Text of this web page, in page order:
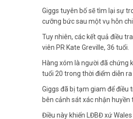
Giggs tuyên bố sẽ tìm lại sự
cưỡng bức sau một vụ hỗn
Tuy nhiên, các kết quả điều
viên PR Kate Greville, 36 tuổi.
Hàng xóm là người đã chứng
tuổi 20 trong thời điểm diễn
Giggs đã bị tạm giam để điều
bên cảnh sát xác nhận
Điều này khiến LĐBĐ xứ